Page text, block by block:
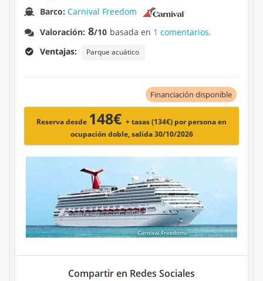
Barco:Carnival Freedom
Valoración: 8/10 basada en 1 comentarios.
Ventajas:
Parque acuático
Financiación disponible
Reserva desde 148€ + tasas (134€) por persona en
ocupación doble, salida 30/10/2026
Compartir en Redes Sociales